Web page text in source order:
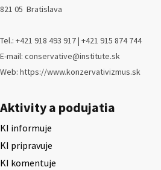
821 05 Bratislava
Tel.: +421 918 493 917 | +421 915 874 744
E-mail: conservative@institute.sk
Web: https://www.konzervativizmus.sk
Aktivity a podujatia
KI informuje
KI pripravuje
KI komentuje